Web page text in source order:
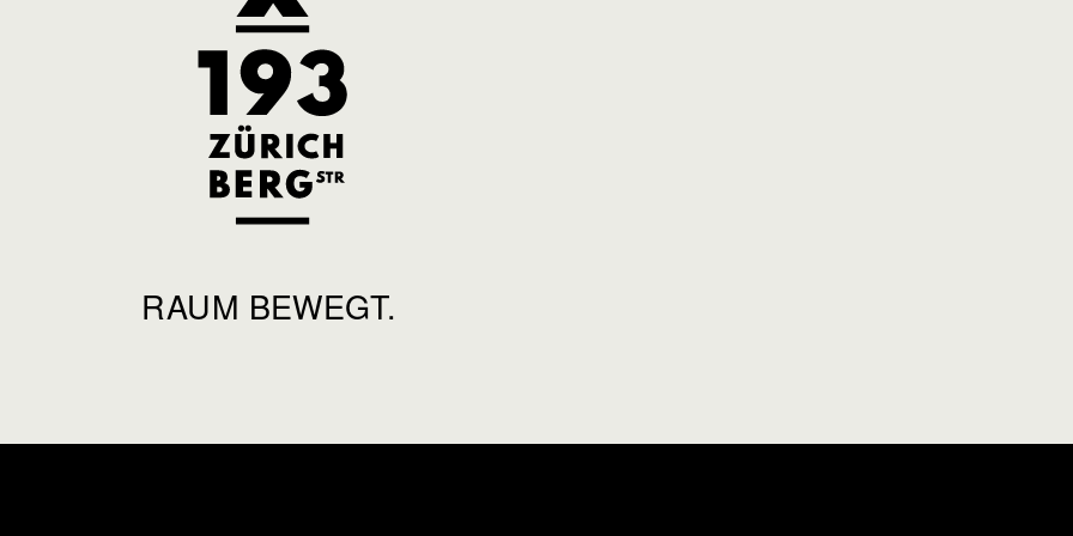
RAUM BEWEGT.